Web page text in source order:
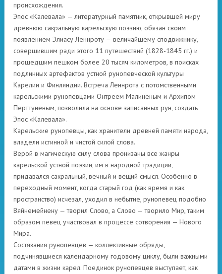
происхождения.
Эпос «Калевала» — литературный памятник, открывшей миру
древнюю сакральную карельскую поэзию, обязан своим
появлением Элиасу Леннроту — величайшему сподвижнику,
совершившим ради этого 11 путешествий (1828-1845 гг.) и
прошедшим пешком более 20 тысяч километров, в поисках
подлинных артефактов устной рунопевческой культуры
Карелии и Финляндии. Встреча Леннрота с потомственными
карельскими рунопевцами Онтреем Малиненым и Архипом
Перттуненым, позволила на основе записанных рун, создать
Эпос «Калевала».
Карельские рунопевцы, как хранители древней памяти народа,
владели истинной и чистой силой слова.
Верой в магическую силу слова пронизаны все жанры
карельской устной поэзии, им в народной традиции,
придавался сакральный, вечный и вещий смысл. Особенно в
переходный момент, когда старый год (как время и как
пространство) исчезал, уходил в небытие, рунопевец подобно
Вяйнемейнену — творил Слово, а Слово — творило Мир, таким
образом певец участвовал в процессе сотворения — Нового
Мира.
Состязания рунопевцев — коллективные обряды,
подчинявшиеся календарному годовому циклу, были важными
датами в жизни карел. Поединок рунопевцев выступает, как